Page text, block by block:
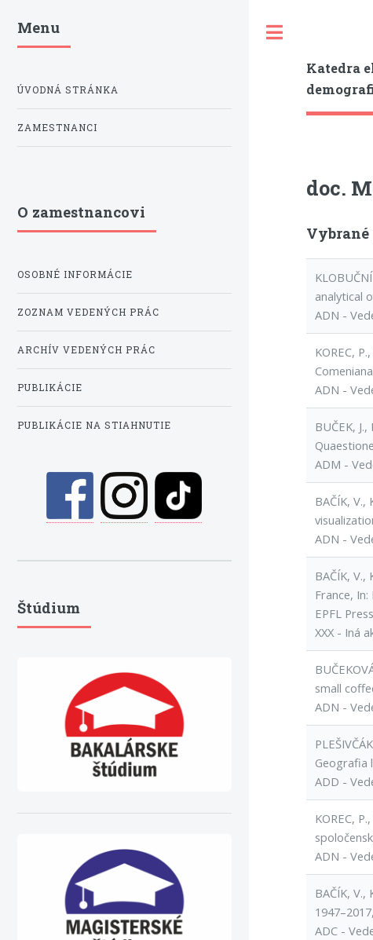
Katedra
doc.
analytical
ADN -
KOREC,
ADN -
BUČEK,
ADM -
BAČÍK,
ADN -
BAČÍK,
France,
EPFL Press
XXX - Iná
small
ADN -
Geografia
ADD -
KOREC,
ADN -
BAČÍK,
ADC -
Menu
ÚVODNÁ STRÁNKA
ZAMESTNANCI
O zamestnancovi
OSOBNÉ INFORMÁCIE
ZOZNAM VEDENÝCH PRÁC
ARCHÍV VEDENÝCH PRÁC
PUBLIKÁCIE
PUBLIKÁCIE NA STIAHNUTIE
Štúdium